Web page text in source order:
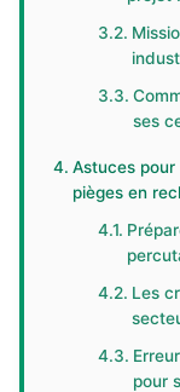
ses
Astuces
pièges en
Les
pour